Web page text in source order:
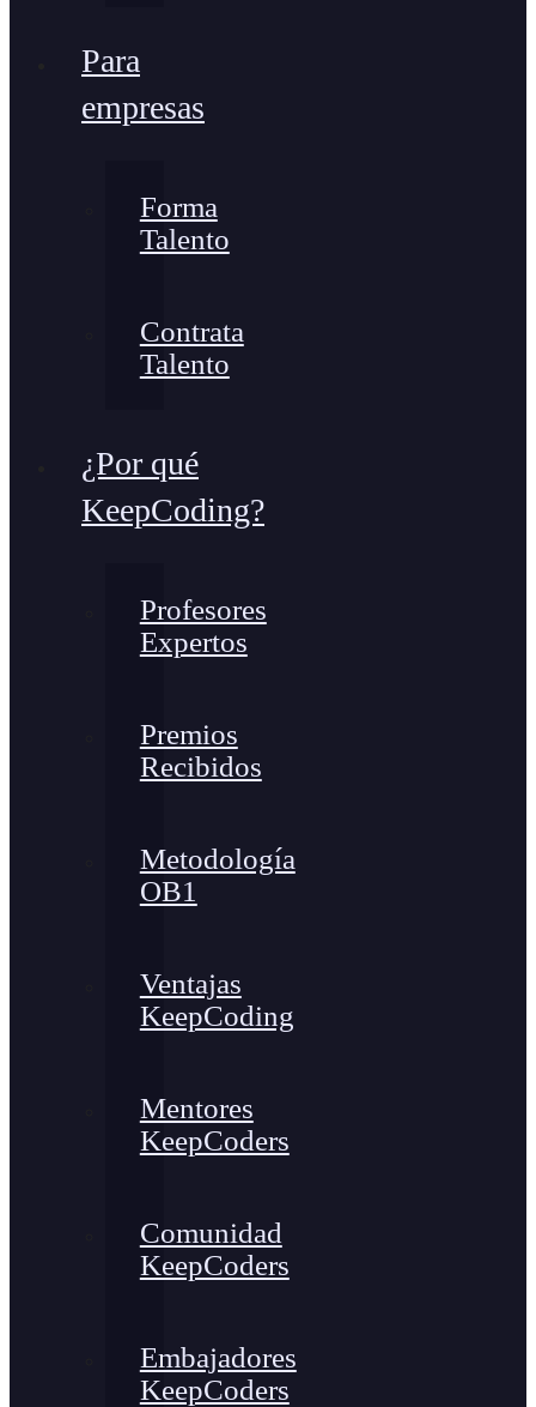
Para
empresas
Forma
Talento
Contrata
Talento
¿Por qué
KeepCoding?
Profesores
Expertos
Premios
Recibidos
Metodología
OB1
Ventajas
KeepCoding
Mentores
KeepCoders
Comunidad
KeepCoders
Embajadores
KeepCoders